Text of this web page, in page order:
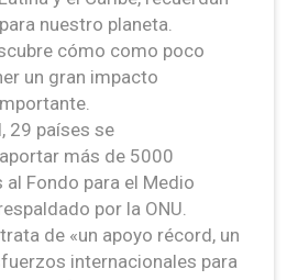
nuestro planeta.
cómo como poco
un gran impacto
29 países se
más de 5000
Fondo para el Medio
por la ONU.
de «un apoyo récord, un
internacionales para